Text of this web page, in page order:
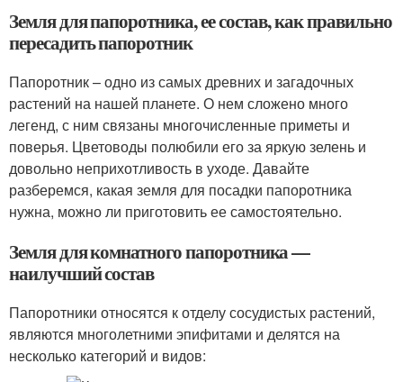
Земля для папоротника, ее состав, как правильно
пересадить папоротник
Папоротник – одно из самых древних и загадочных
растений на нашей планете. О нем сложено много
легенд, с ним связаны многочисленные приметы и
поверья. Цветоводы полюбили его за яркую зелень и
довольно неприхотливость в уходе. Давайте
разберемся, какая земля для посадки папоротника
нужна, можно ли приготовить ее самостоятельно.
Земля для комнатного папоротника —
наилучший состав
Папоротники относятся к отделу сосудистых растений,
являются многолетними эпифитами и делятся на
несколько категорий и видов: